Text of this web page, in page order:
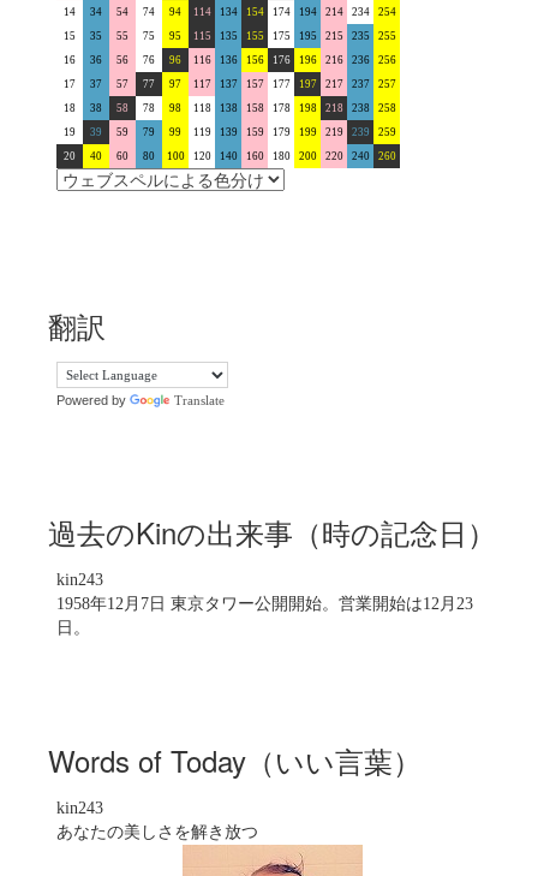
14
34 54 74 94 114 134 154 174 194 214 234
254
15
35 55 75 95 115 135 155 175 195 215 235
255
16
36 56 76 96 116 136 156 176 196 216 236
256
17
37 57 77 97 117 137 157 177 197 217 237
257
18
38 58 78 98 118 138 158 178 198 218 238
258
19
39 59 79 99 119 139 159 179 199 219 239
259
20
40 60 80 100 120 140 160 180 200 220 240 260
翻訳
Powered by Translate
過去のKinの出来事（時の記念日）
kin243
1958年12月7日 東京タワー公開開始。営業開始は12月23
日。
Words of Today（いい言葉）
kin243
あなたの美しさを解き放つ